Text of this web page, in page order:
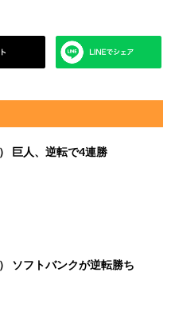
巨人、逆転で4連勝
ソフトバンクが逆転勝ち